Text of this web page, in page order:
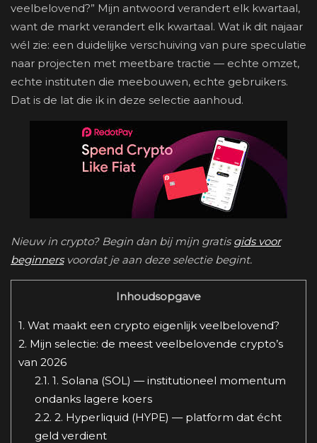
veelbelovend?” Mijn antwoord verandert elk kwartaal,
want de markt verandert elk kwartaal. Wat ik dit najaar
wél zie: een duidelijke verschuiving van pure speculatie
naar projecten met meetbare tractie — echte omzet,
echte instituten die meebouwen, echte gebruikers.
Dat is de lat die ik in deze selectie aanhoud.
Nieuw in crypto? Begin dan bij mijn gratis gids voor
beginnersvoordat je aan deze selectie begint.
Inhoudsopgave
1. Wat maakt een crypto eigenlijk veelbelovend?
2. Mijn selectie: de meest veelbelovende crypto’s
van 2026
2.1. 1. Solana (SOL) — institutioneel momentum
ondanks lagere koers
2.2. 2. Hyperliquid (HYPE) — platform dat écht
geld verdient